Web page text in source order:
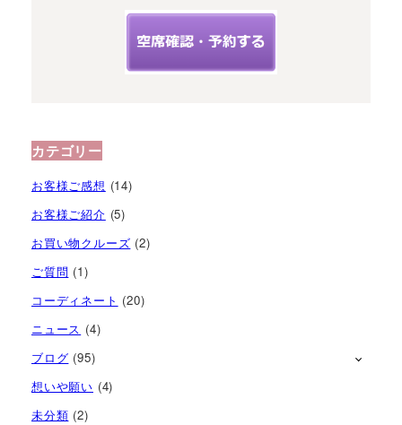
カテゴリー
お客様ご感想 (14)
お客様ご紹介 (5)
お買い物クルーズ (2)
ご質問 (1)
コーディネート (20)
ニュース (4)
ブログ (95)
想いや願い (4)
未分類 (2)